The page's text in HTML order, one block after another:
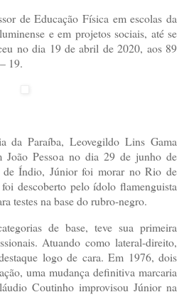
de Educação Física em escolas da
e em projetos sociais, até se
no dia 19 de abril de 2020, aos 89
19.
da Paraíba, Leovegildo Lins Gama
João Pessoa no dia 29 de junho de
de Índio, Júnior foi morar no Rio de
descoberto pelo ídolo flamenguista
testes na base do rubro-negro.
de base, teve sua primeira
Atuando como lateral-direito,
logo de cara. Em 1976, dois
uma mudança definitiva marcaria
Coutinho improvisou Júnior na